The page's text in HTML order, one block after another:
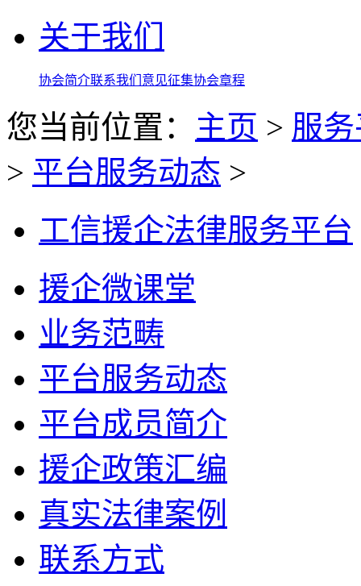
关于我们
协会简介联系我们 意见征集协会章程
您当前位置： 主页 > 服
> 平台服务动态 >
工信援企法律服务平台
援企微课堂
业务范畴
平台服务动态
平台成员简介
援企政策汇编
真实法律案例
联系方式